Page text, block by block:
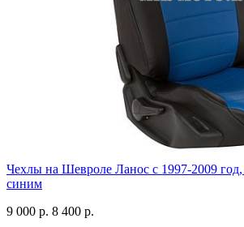
Чехлы на Шевроле Ланос с 1997-2009
синим
9 000 р. 8 400 р.